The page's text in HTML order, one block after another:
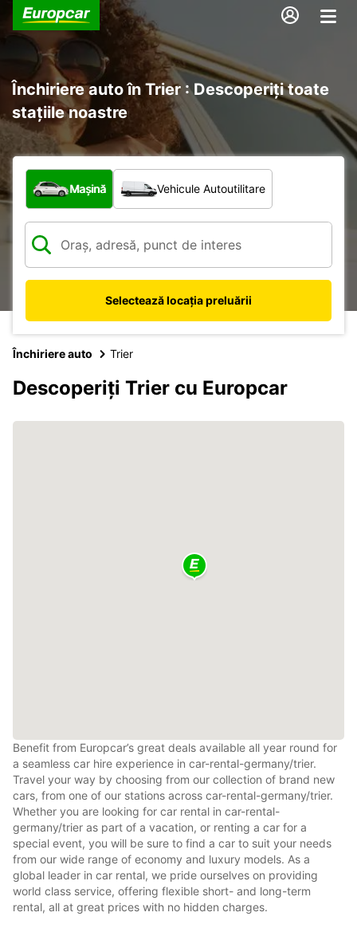
Închiriere auto în Trier : Descoperiți toate
stațiile noastre
Ce tip de vehicul?
Mașină Vehicule Autoutilitare
Selectează locația preluării
Închiriere auto Trier
Descoperiți Trier cu Europcar
Benefit from Europcar’s great deals available all year round for
a seamless car hire experience in car-rental-germany/trier.
Travel your way by choosing from our collection of brand new
cars, from one of our stations across car-rental-germany/trier.
Whether you are looking for car rental in car-rental-
germany/trier as part of a vacation, or renting a car for a
special event, you will be sure to find a car to suit your needs
from our wide range of economy and luxury models. As a
global leader in car rental, we pride ourselves on providing
world class service, offering flexible short- and long-term
rental, all at great prices with no hidden charges.